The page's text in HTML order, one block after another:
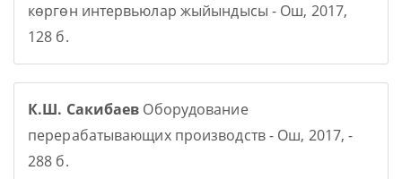
көргөн интервьюлар жыйындысы - Ош, 2017,
128 б.
К.Ш. Сакибаев Оборудование
перерабатывающих производств - Ош, 2017, -
288 б.